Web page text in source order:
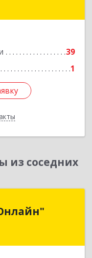
39
1
Подробнее
из соседних
"Онлайн"
город Уфа, Уфа